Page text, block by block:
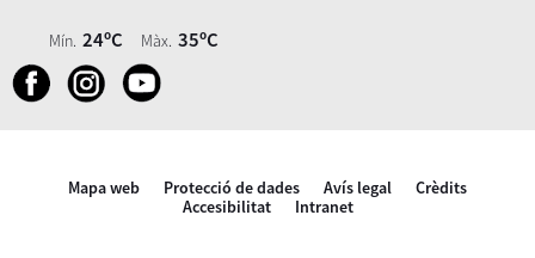
Mín. 24ºC Màx. 35ºC
Mapa web Protecció de dades Avís legal
Crèdits
Accesibilitat
Intranet